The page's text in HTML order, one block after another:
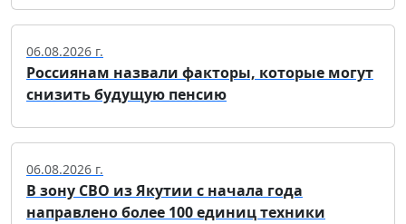
06.08.2026 г.
Россиянам назвали факторы, которые могут
снизить будущую пенсию
06.08.2026 г.
В зону СВО из Якутии с начала года
направлено более 100 единиц техники